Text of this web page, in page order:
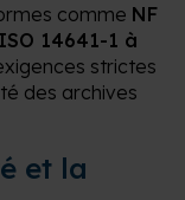
comme NF
ISO 14641-1 à
strictes
des archives
et la